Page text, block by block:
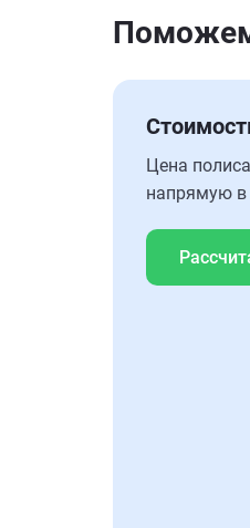
Цена
напрямую в